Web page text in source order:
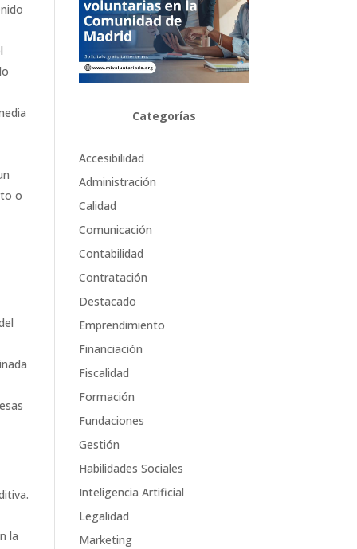
o
la
Categorías
Accesibilidad
Administración
Calidad
Comunicación
Contabilidad
Contratación
Destacado
Emprendimiento
Financiación
Fiscalidad
Formación
Fundaciones
Gestión
Habilidades Sociales
Inteligencia Artificial
Legalidad
Marketing